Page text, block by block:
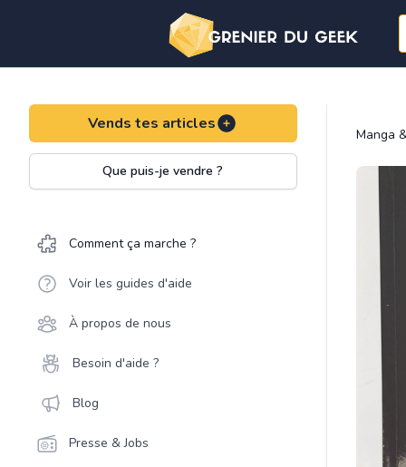
Vends tes articles
Que puis-je vendre ?
Comment ça marche ?
Voir les guides d'aide
À propos de nous
Besoin d'aide ?
Blog
Presse & Jobs
Manga